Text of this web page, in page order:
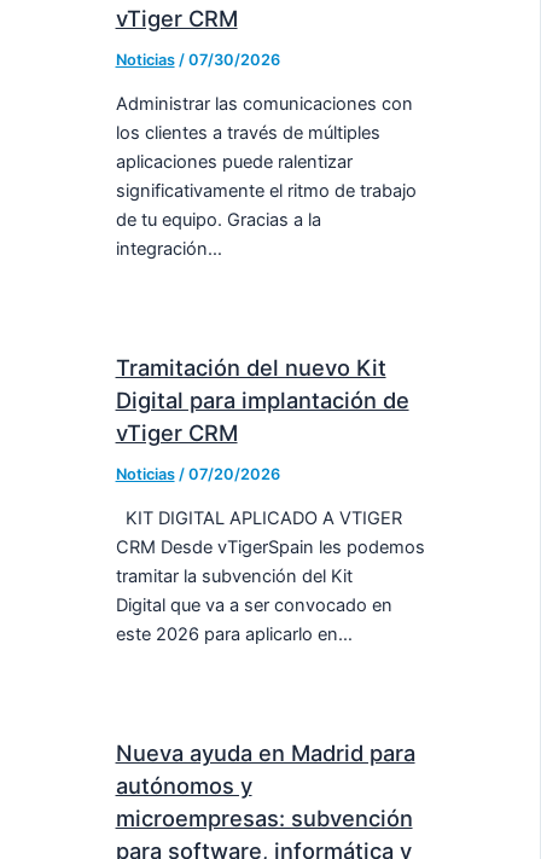
vTiger CRM
Noticias/ 07/30/2026
Administrar las comunicaciones con
los clientes a través de múltiples
aplicaciones puede ralentizar
significativamente el ritmo de trabajo
de tu equipo. Gracias a la
integración…
Tramitación del nuevo Kit
Digital para implantación de
vTiger CRM
Noticias/ 07/20/2026
KIT DIGITAL APLICADO A VTIGER
CRM Desde vTigerSpain les podemos
tramitar la subvención del Kit
Digital que va a ser convocado en
este 2026 para aplicarlo en…
Nueva ayuda en Madrid para
autónomos y
microempresas: subvención
para software, informática y